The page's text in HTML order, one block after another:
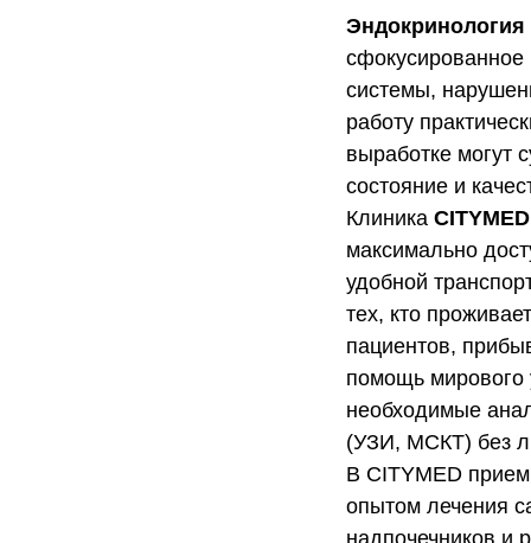
Эндокринология
сфокусированное
системы,
работу
выработке могут
состояние и
Клиника
максимально
удобной
тех, кто
пациентов,
помощь мирового
необходимые
(УЗИ, МСКТ) без
В CITYMED
опытом лечения
надпочечников и